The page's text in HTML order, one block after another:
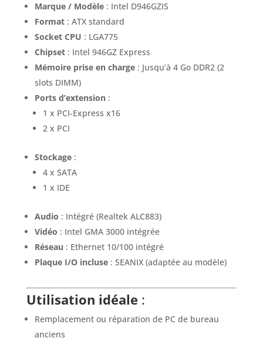
Marque / Modèle: Intel D946GZIS
Format: ATX standard
Socket CPU : LGA775
Chipset: Intel 946GZ Express
Mémoire prise en charge: Jusqu’à 4 Go DDR2 (2
slots DIMM)
Ports d’extension:
1 x PCI-Express x16
2 x PCI
Stockage:
4 x SATA
1 x IDE
Audio : Intégré (Realtek ALC883)
Vidéo : Intel GMA 3000 intégrée
Réseau : Ethernet 10/100 intégré
Plaque I/O incluse: SEANIX (adaptée au modèle)
Utilisation idéale :
Remplacement ou réparation de PC de bureau
anciens